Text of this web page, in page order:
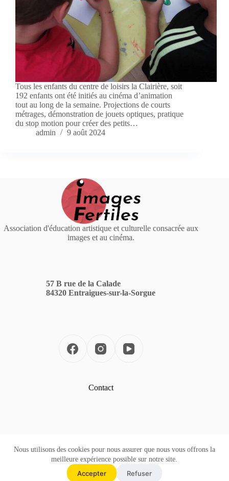
Nous utilisons des cookies pour nous assurer que nous vous offrons la
meilleure expérience possible sur notre site.
Accepter Refuser
Tous les enfants du centre de loisirs la Clairière, soit
192 enfants ont été initiés au cinéma d’animation
tout au long de la semaine. Projections de courts
métrages, démonstration de jouets optiques, pratique
du stop motion pour créer des petits…
admin
9 août 2024
Association d'éducation artistique et culturelle consacrée aux
images et au cinéma.
57 B rue de la Calade
84320 Entraigues-sur-la-Sorgue
Contact